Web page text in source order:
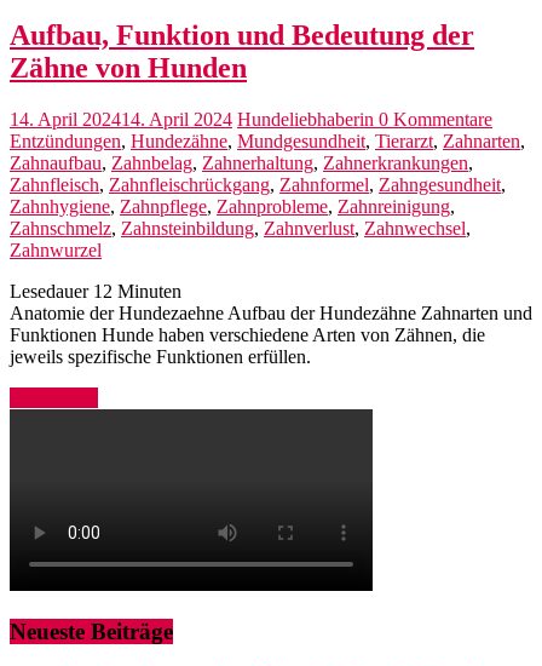
Aufbau, Funktion und Bedeutung der
Zähne von Hunden
14. April 202414. April 2024 Hundeliebhaberin 0 Kommentare
Entzündungen, Hundezähne, Mundgesundheit, Tierarzt, Zahnarten,
Zahnaufbau, Zahnbelag, Zahnerhaltung, Zahnerkrankungen,
Zahnfleisch, Zahnfleischrückgang, Zahnformel, Zahngesundheit,
Zahnhygiene, Zahnpflege, Zahnprobleme, Zahnreinigung,
Zahnschmelz, Zahnsteinbildung, Zahnverlust, Zahnwechsel,
Zahnwurzel
Lesedauer 12 Minuten
Anatomie der Hundezaehne Aufbau der Hundezähne Zahnarten und
Funktionen Hunde haben verschiedene Arten von Zähnen, die
jeweils spezifische Funktionen erfüllen.
Neueste Beiträge